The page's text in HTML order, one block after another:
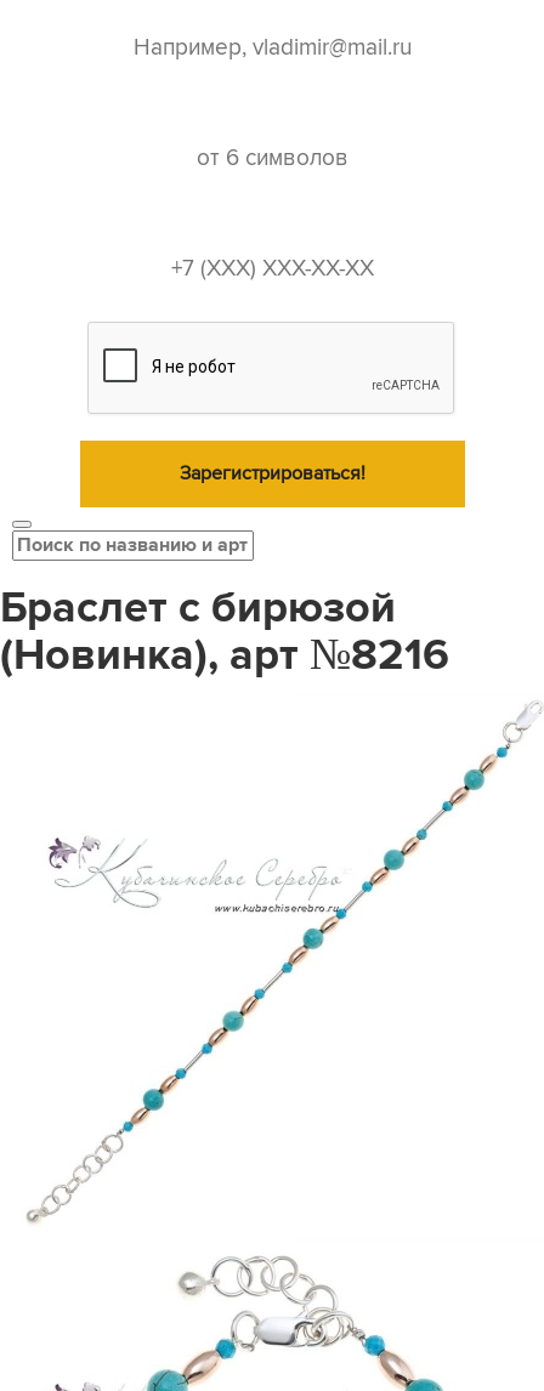
Зарегистрироваться!
Браслет с бирюзой
(Новинка), арт №8216